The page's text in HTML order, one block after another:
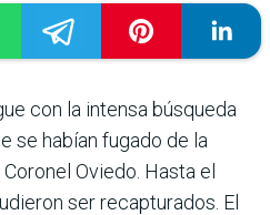
con la intensa búsqueda
se habían fugado de la
Oviedo. Hasta el
ser recapturados. El